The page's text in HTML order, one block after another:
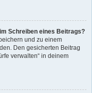
Schreiben eines Beitrags?
und zu einem
Den gesicherten Beitrag
verwalten“ in deinem